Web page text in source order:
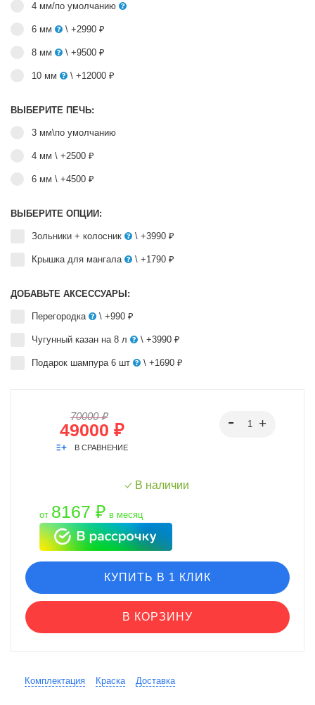
4 мм/по умолчанию
6 мм \ +2990 ₽
8 мм \ +9500 ₽
10 мм \ +12000 ₽
ВЫБЕРИТЕ ПЕЧЬ:
3 мм\по умолчанию
4 мм \ +2500 ₽
6 мм \ +4500 ₽
ВЫБЕРИТЕ ОПЦИИ:
Зольники + колосник \ +3990 ₽
Крышка для мангала \ +1790 ₽
ДОБАВЬТЕ АКСЕССУАРЫ:
Перегородка \ +990 ₽
Чугунный казан на 8 л \ +3990 ₽
Подарок шампура 6 шт \ +1690 ₽
70000 ₽
49000 ₽
В СРАВНЕНИЕ
В наличии
от 8167 ₽ в месяц
КУПИТЬ В 1 КЛИК
В КОРЗИНУ
Комплектация Краска Доставка